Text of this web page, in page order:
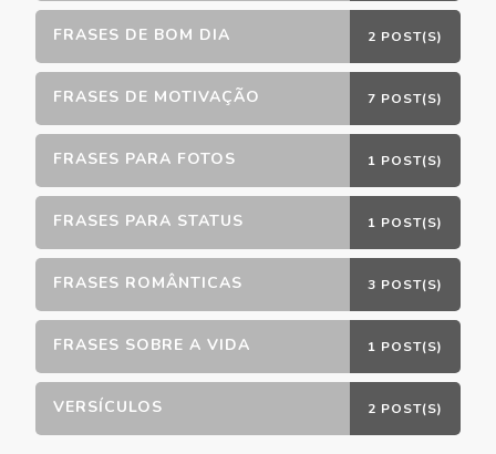
FRASES DE BOM DIA 2 POST(S)
FRASES DE MOTIVAÇÃO 7 POST(S)
FRASES PARA FOTOS 1 POST(S)
FRASES PARA STATUS 1 POST(S)
FRASES ROMÂNTICAS 3 POST(S)
FRASES SOBRE A VIDA 1 POST(S)
VERSÍCULOS 2 POST(S)